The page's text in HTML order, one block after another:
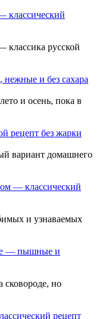
классический
русской
и без сахара
и осень, пока в
рецепт без жарки
вариант домашнего
— классический
и узнаваемых
— пышные и
сковороде, но
рецепт